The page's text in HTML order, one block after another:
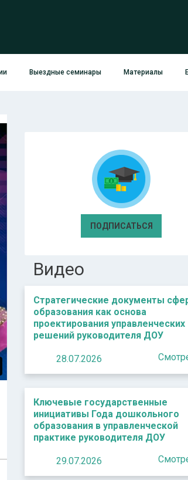
Выездные семинары Материалы
ПОДПИСАТЬСЯ
Видео
Стратегические документы
образования как основа
проектирования управленческих
решений руководителя ДОУ
28.07.2026
Ключевые государственные
инициативы Года дошкольного
образования в управленческой
практике руководителя ДОУ
29.07.2026